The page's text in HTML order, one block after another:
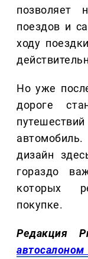
позволяет
поездов и
ходу
Но уже
дороге
дизайн
гораздо
которых
покупке.
Редакция